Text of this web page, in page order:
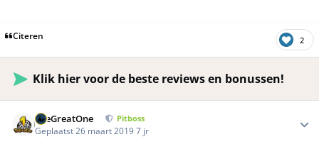
Citeren 2
Klik hier voor de beste reviews en bonussen!
TheGreatOne Pitboss
Geplaatst 26 maart 20197 jr